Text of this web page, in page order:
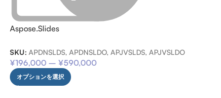
Aspose.Slides
SKU: APDNSLDS, APDNSLDO, APJVSLDS, APJVSLDO
¥196,000 – ¥590,000
オプションを選択